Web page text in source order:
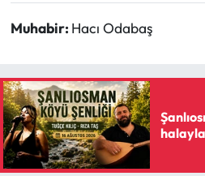
Muhabir: Hacı Odabaş
Spor
Sungurlu Haberleri
Turizm
Uğurludağ Haberleri